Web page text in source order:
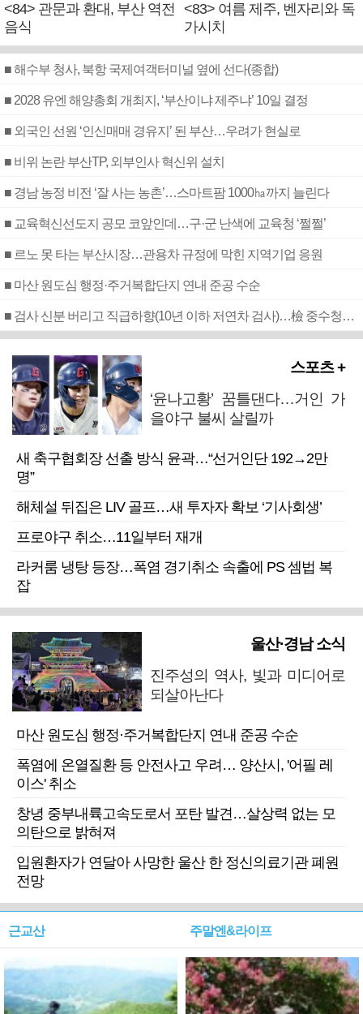
<84> 관문과 환대, 부산 역전
음식
<83> 여름 제주, 벤자리와 독
가시치
■ 해수부 청사, 북항 국제여객터미널 옆에 선다(종합)
■ 2028 유엔 해양총회 개최지, ‘부산이냐 제주냐’ 10일 결정
■ 외국인 선원 ‘인신매매 경유지’ 된 부산…우려가 현실로
■ 비위 논란 부산TP, 외부인사 혁신위 설치
■ 경남 농정 비전 ‘잘 사는 농촌’…스마트팜 1000㏊까지 늘린다
■ 교육혁신선도지 공모 코앞인데…구·군 난색에 교육청 ‘쩔쩔’
■ 르노 못 타는 부산시장…관용차 규정에 막힌 지역기업 응원
■ 마산 원도심 행정·주거복합단지 연내 준공 수순
■ 검사 신분 버리고 직급하향(10년 이하 저연차 검사)…檢 중수청행 기피
스포츠 +
‘윤나고황’ 꿈틀댄다…거인 가
을야구 불씨 살릴까
새 축구협회장 선출 방식 윤곽…“선거인단 192→2만
명”
해체설 뒤집은 LIV 골프…새 투자자 확보 ‘기사회생’
프로야구 취소…11일부터 재개
라커룸 냉탕 등장…폭염 경기취소 속출에 PS 셈법 복
잡
울산·경남 소식
진주성의 역사, 빛과 미디어로
되살아난다
마산 원도심 행정·주거복합단지 연내 준공 수순
폭염에 온열질환 등 안전사고 우려… 양산시, '어필 레
이스' 취소
창녕 중부내륙고속도로서 포탄 발견…살상력 없는 모
의탄으로 밝혀져
입원환자가 연달아 사망한 울산 한 정신의료기관 폐원
전망
근교산 주말엔&라이프